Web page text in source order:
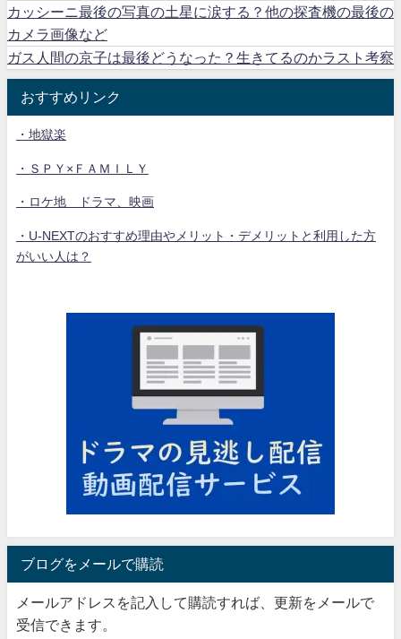
カッシーニ最後の写真の土星に涙する？他の探査機の最後の
カメラ画像など
ガス人間の京子は最後どうなった？生きてるのかラスト考察
おすすめリンク
・地獄楽
・ＳＰＹ×ＦＡＭＩＬＹ
・ロケ地 ドラマ、映画
・U-NEXTのおすすめ理由やメリット・デメリットと利用した方
がいい人は？
ブログをメールで購読
メールアドレスを記入して購読すれば、更新をメールで
受信できます。